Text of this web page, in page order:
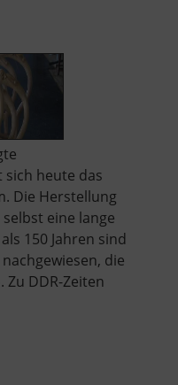
heute das
Die Herstellung
eine lange
150 Jahren sind
die
DDR-Zeiten